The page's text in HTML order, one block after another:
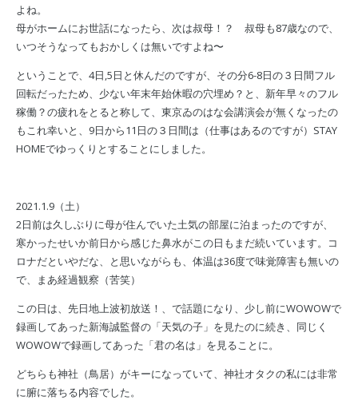
よね。
母がホームにお世話になったら、次は叔母！？ 叔母も87歳なので、
いつそうなってもおかしくは無いですよね〜
ということで、4日,5日と休んだのですが、その分6-8日の３日間フル
回転だったため、少ない年末年始休暇の穴埋め？と、新年早々のフル
稼働？の疲れをとると称して、東京ゐのはな会講演会が無くなったの
もこれ幸いと、9日から11日の３日間は（仕事はあるのですが）STAY
HOMEでゆっくりとすることにしました。
2021.1.9（土）
2日前は久しぶりに母が住んでいた土気の部屋に泊まったのですが、
寒かったせいか前日から感じた鼻水がこの日もまだ続いています。コ
ロナだといやだな、と思いながらも、体温は36度で味覚障害も無いの
で、まあ経過観察（苦笑）
この日は、先日地上波初放送！、で話題になり、少し前にWOWOWで
録画してあった新海誠監督の「天気の子」を見たのに続き、同じく
WOWOWで録画してあった「君の名は」を見ることに。
どちらも神社（鳥居）がキーになっていて、神社オタクの私には非常
に腑に落ちる内容でした。